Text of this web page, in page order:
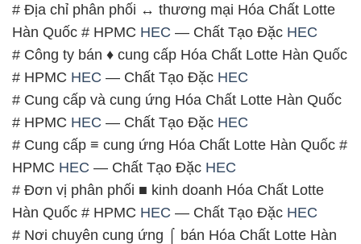
# Địa chỉ phân phối ↔ thương mại Hóa Chất Lotte
Hàn Quốc # HPMC HEC — Chất Tạo Đặc HEC
# Công ty bán ♦ cung cấp Hóa Chất Lotte Hàn Quốc
# HPMC HEC — Chất Tạo Đặc HEC
# Cung cấp và cung ứng Hóa Chất Lotte Hàn Quốc
# HPMC HEC — Chất Tạo Đặc HEC
# Cung cấp ≡ cung ứng Hóa Chất Lotte Hàn Quốc #
HPMC HEC — Chất Tạo Đặc HEC
# Đơn vị phân phối ■ kinh doanh Hóa Chất Lotte
Hàn Quốc # HPMC HEC — Chất Tạo Đặc HEC
# Nơi chuyên cung ứng ⌠ bán Hóa Chất Lotte Hàn